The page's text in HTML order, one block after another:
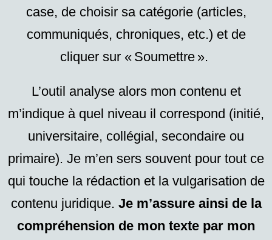
case, de choisir sa catégorie (articles,
communiqués, chroniques, etc.) et de
cliquer sur « Soumettre ».
L’outil analyse alors mon contenu et
m’indique à quel niveau il correspond (initié,
universitaire, collégial, secondaire ou
primaire). Je m’en sers souvent pour tout ce
qui touche la rédaction et la vulgarisation de
contenu juridique. Je m’assure ainsi de la
compréhension de mon texte par mon